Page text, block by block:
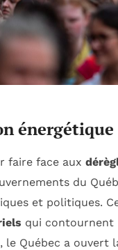
énergétique
faire face aux
du
et politiques.
qui
le Québec a ouvert